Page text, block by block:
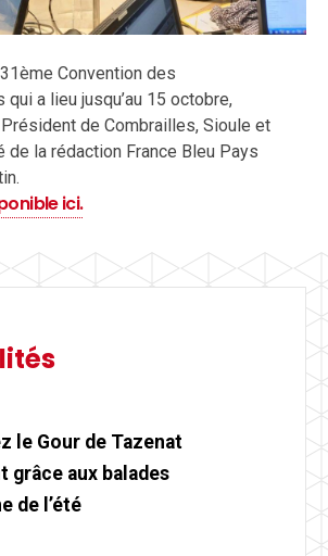
Convention des
a lieu jusqu’au 15 octobre,
de Combrailles, Sioule et
de la rédaction France Bleu Pays
ici.
le Gour de Tazenat
grâce aux balades
de l’été